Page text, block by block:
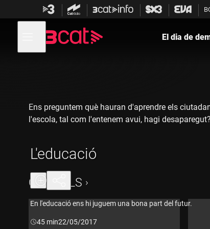
contingut
menú
de
El dia de
L'educació
En l'educació ens hi juguem una bona part del futur.
Durada:
45 min22/05/2017
Ens preguntem què hauran d'aprendre els
l'escola, tal com l'entenem avui, hagi desaparegut?
CAPÍTOLS